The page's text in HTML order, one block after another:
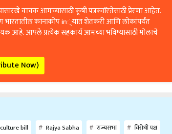
वाचक आमच्यासाठी कृषी पत्रकारितेसाठी प्रेरणा आहेत.
भारतातील कानाकोप in्यात शेतकरी आणि लोकांपर्यंत
आहे. आपले प्रत्येक सहकार्य आमच्या भविष्यासाठी मोलाचे
Now)
bill Rajya Sabha राज्यसभा
विरोधी पक्ष